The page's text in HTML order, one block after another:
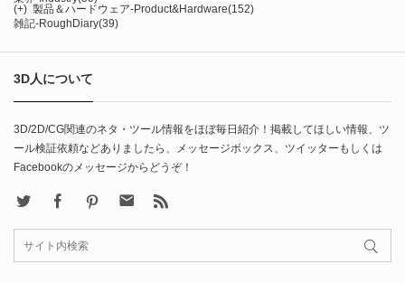
(+) 製品＆ハードウェア-Product&Hardware(152)
雑記-RoughDiary(39)
3D人について
3D/2D/CG関連のネタ・ツール情報をほぼ毎日紹介！掲載してほしい情報、ツ
ール検証依頼などありましたら、メッセージボックス、ツイッターもしくは
Facebookのメッセージからどうぞ！
FacebookPinterest Contact